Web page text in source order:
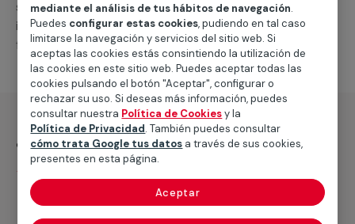
suministro de los materiales necesarios, las
intervenciones a realizar, o la mano de obra que hará
falta para completar tu proyecto.
¿Qué incluye?
mediante el análisis de tus hábitos de navegación.
Puedes configurar estas cookies, pudiendo en tal caso
limitarse la navegación y servicios del sitio web. Si
aceptas las cookies estás consintiendo la utilización de
las cookies en este sitio web. Puedes aceptar todas las
cookies pulsando el botón "Aceptar", configurar o
rechazar su uso. Si deseas más información, puedes
consultar nuestra Política de Cookiesy la
Política de Privacidad. También puedes consultar
cómo trata Google tus datos a través de sus cookies,
presentes en esta página.
Aceptar